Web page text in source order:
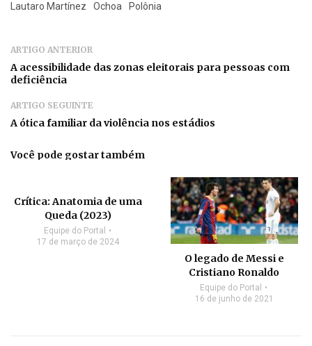
Lautaro Martínez
Ochoa Polônia
ARTIGO ANTERIOR
A acessibilidade das zonas eleitorais para pessoas com
deficiência
ARTIGO SEGUINTE
A ótica familiar da violência nos estádios
Você pode gostar também
Crítica: Anatomia de uma
Queda (2023)
Equipe do Portal
17 de março de 2024
O legado de Messi e
Cristiano Ronaldo
Equipe do Portal
16 de junho de 2021